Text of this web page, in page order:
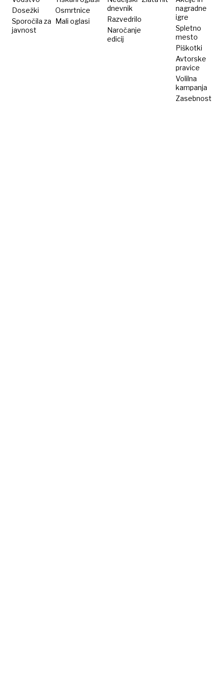
Dosežki
Sporočila za
javnost
Osmrtnice
Mali oglasi
dnevnik
Razvedrilo
Naročanje
edicij
nagradne
igre
Spletno
mesto
Piškotki
Avtorske
pravice
Volilna
kampanja
Zasebnost